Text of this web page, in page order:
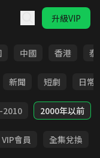
升級VIP
中國 香港 泰
新聞 短劇 日常
2010 2000年以前
VIP會員 全集兌換